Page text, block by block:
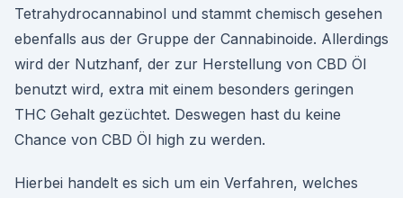
Tetrahydrocannabinol und stammt chemisch gesehen
ebenfalls aus der Gruppe der Cannabinoide. Allerdings
wird der Nutzhanf, der zur Herstellung von CBD Öl
benutzt wird, extra mit einem besonders geringen
THC Gehalt gezüchtet. Deswegen hast du keine
Chance von CBD Öl high zu werden.
Hierbei handelt es sich um ein Verfahren, welches